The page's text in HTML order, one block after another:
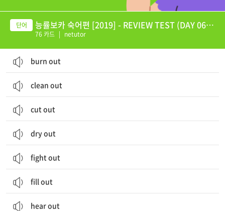
능률보카 숙어편 [2019] - REVIEW TEST (DAY 06-1
0)
76 카드 | netutor
burn out
clean out
cut out
dry out
fight out
fill out
hear out